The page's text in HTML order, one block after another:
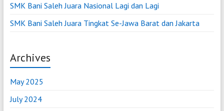
SMK Bani Saleh Juara Nasional Lagi dan Lagi
SMK Bani Saleh Juara Tingkat Se-Jawa Barat dan Jakarta
Archives
May 2025
July 2024